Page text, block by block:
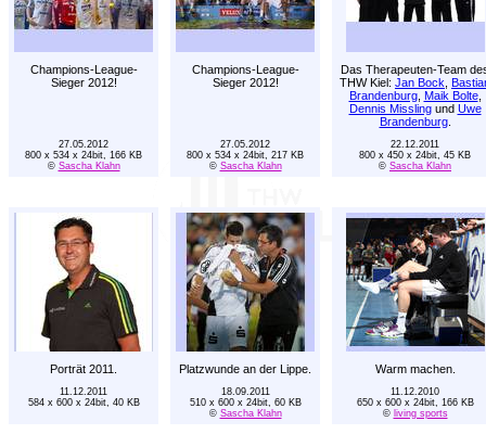
Champions-League-
Sieger 2012!
Champions-League-
Sieger 2012!
Das Therapeuten-Team
THW Kiel: Jan Bock
Brandenburg, Maik Bolte,
Dennis Misslingund Uwe
Brandenburg.
27.05.2012
800 x 534 x 24bit, 166 KB
© Sascha Klahn
27.05.2012
800 x 534 x 24bit, 217 KB
© Sascha Klahn
22.12.2011
800 x 450 x 24bit, 45 KB
© Sascha Klahn
Porträt 2011. Platzwunde an der Lippe. Warm machen.
11.12.2011
584 x 600 x 24bit, 40 KB
18.09.2011
510 x 600 x 24bit, 60 KB
© Sascha Klahn
11.12.2010
650 x 600 x 24bit, 166 KB
© living sports